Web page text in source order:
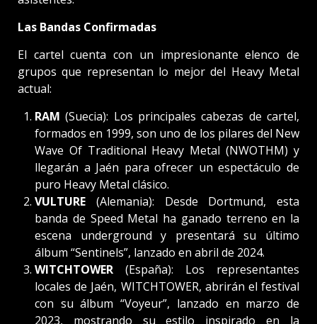
Las Bandas Confirmadas
El cartel cuenta con un impresionante elenco de
grupos que representan lo mejor del Heavy Metal
actual:
RAM (Suecia): Los principales cabezas de cartel,
formados en 1999, son uno de los pilares del New
Wave Of Traditional Heavy Metal (NWOTHM) y
llegarán a Jaén para ofrecer un espectáculo de
puro Heavy Metal clásico.
VULTURE (Alemania): Desde Dortmund, esta
banda de Speed Metal ha ganado terreno en la
escena underground y presentará su último
álbum “Sentinels”, lanzado en abril de 2024.
WITCHTOWER (España): Los representantes
locales de Jaén, WITCHTOWER, abrirán el festival
con su álbum “Voyeur”, lanzado en marzo de
2023, mostrando su estilo inspirado en la